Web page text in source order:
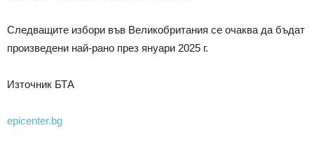
Следващите избори във Великобритания се очаква да бъдат
произведени най-рано през януари 2025 г.
Източник БТА
epicenter.bg